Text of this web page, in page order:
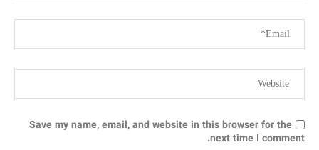
Save my name, email, and website in this browser for the
next time I comment.